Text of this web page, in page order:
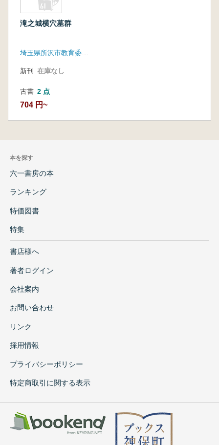
滝之城横穴墓群
埼玉県所沢市教育委員会
新刊 在庫なし
古書 2 点
704 円~
本を探す
六一書房の本
ランキング
特価図書
特集
書店様へ
著者ログイン
会社案内
お問い合わせ
リンク
採用情報
プライバシーポリシー
特定商取引に関する表示